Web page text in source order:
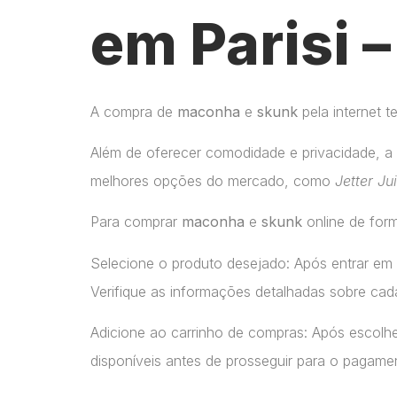
em Parisi
A compra de maconha e skunk pela internet
Além de oferecer comodidade e privacidade,
melhores opções do mercado, como Jetter
Para comprar maconha e skunk online de
Selecione o produto desejado: Após entrar
Verifique as informações detalhadas sobre
Adicione ao carrinho de compras: Após
disponíveis antes de prosseguir para o